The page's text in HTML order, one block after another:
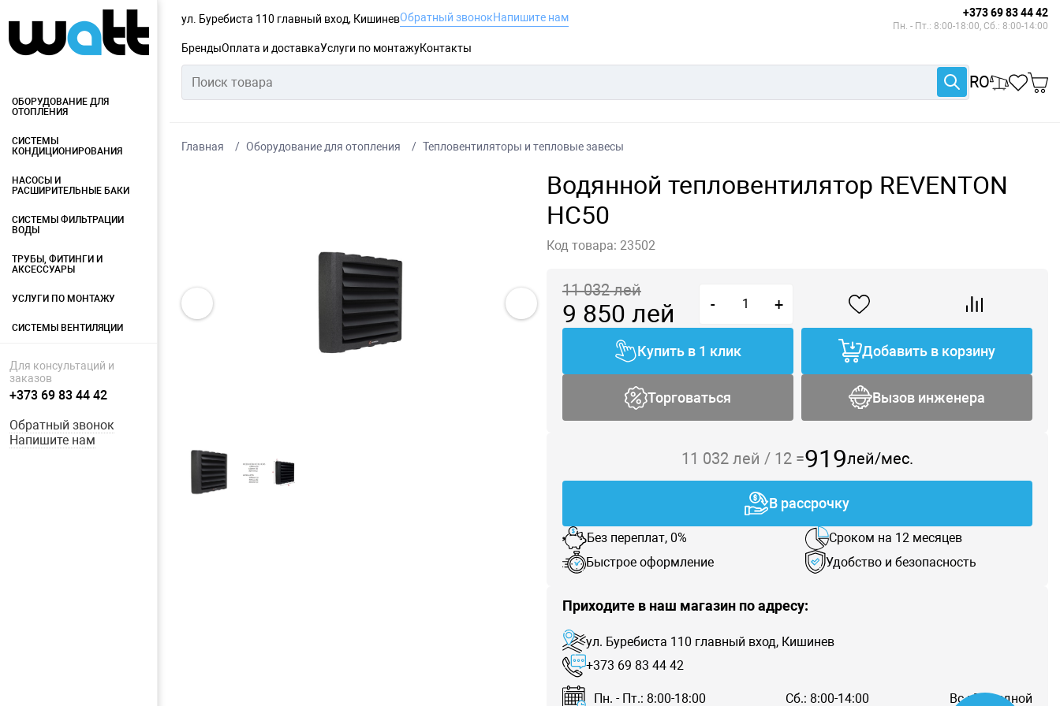
ул. Буребиста 110 главный вход, КишиневОбратный звонокНапишите нам +373 69 83 44 42
Пн. - Пт.: 8:00-18:00, Сб.: 8:00-14:00
БрендыОплата и доставкаУслуги по монтажуКонтакты
RO
ОБОРУДОВАНИЕ ДЛЯ
ОТОПЛЕНИЯ
СИСТЕМЫ
КОНДИЦИОНИРОВАНИЯ
НАСОСЫ И
РАСШИРИТЕЛЬНЫЕ БАКИ
СИСТЕМЫ ФИЛЬТРАЦИИ
ВОДЫ
ТРУБЫ, ФИТИНГИ И
АКСЕССУАРЫ
УСЛУГИ ПО МОНТАЖУ
СИСТЕМЫ ВЕНТИЛЯЦИИ
Для консультаций и
заказов
+373 69 83 44 42
Обратный звонок
Напишите нам
Главная Оборудование для отопления Тепловентиляторы и тепловые завесы
Водянной тепловентилятор REVENTON
HC50
Код товара: 23502
11 032лей
9 850 лей - +
Купить в 1 клик Добавить в корзину
Торговаться Вызов инженера
11 032 лей / 12=919лей/мес.
В рассрочку
Без переплат, 0%
Сроком на 12 месяцев
Быстрое оформление
Удобство и безопасность
Приходите в наш магазин по адресу:
ул. Буребиста 110 главный вход, Кишинев
+373 69 83 44 42
Пн. - Пт.: 8:00-18:00 Сб.: 8:00-14:00 Вс.: Выходной